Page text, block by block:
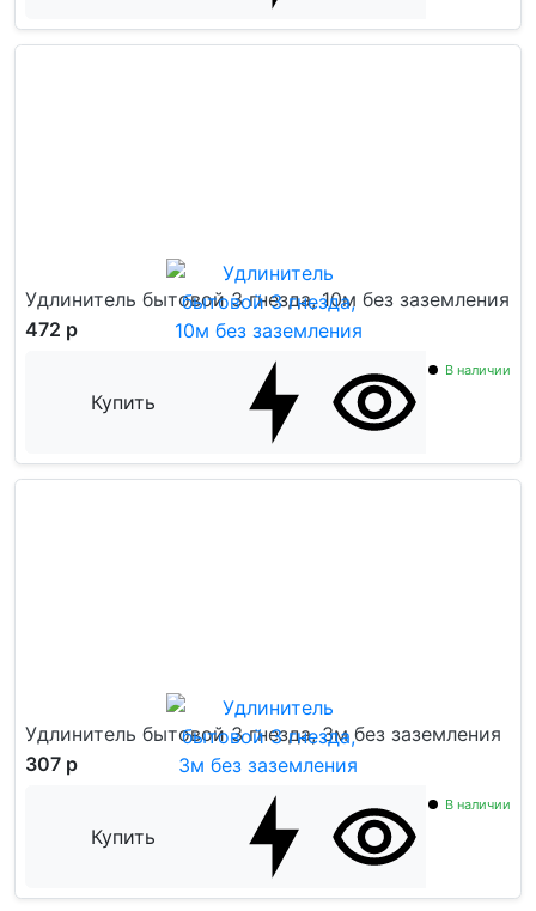
Удлинитель бытовой 3 гнезда, 10м без заземления
472 р
Купить
В наличии
Удлинитель бытовой 3 гнезда, 3м без заземления
307 р
Купить
В наличии